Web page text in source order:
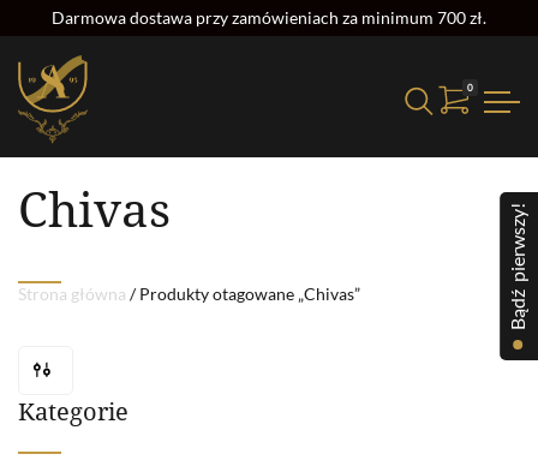
Darmowa dostawa przy zamówieniach za minimum 700 zł.
0
Strona główna
Chivas
Strona główna / Produkty otagowane „Chivas”
Kategorie
Bądź pierwszy!